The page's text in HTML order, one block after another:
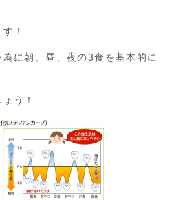
！
に朝、昼、夜の3食を基本的に
う！